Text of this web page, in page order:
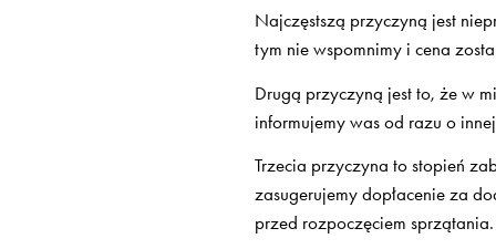
Najczęstszą przyczyną jest
tym nie wspomnimy i cena
Drugą przyczyną jest to, że w
informujemy was od razu o
Trzecia przyczyna to stopień
zasugerujemy dopłacenie za
przed rozpoczęciem